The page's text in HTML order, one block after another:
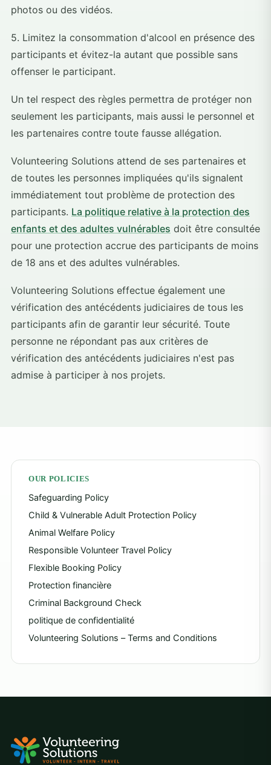
photos ou des vidéos.
5. Limitez la consommation d'alcool en présence des
participants et évitez-la autant que possible sans
offenser le participant.
Un tel respect des règles permettra de protéger non
seulement les participants, mais aussi le personnel et
les partenaires contre toute fausse allégation.
Volunteering Solutions attend de ses partenaires et
de toutes les personnes impliquées qu'ils signalent
immédiatement tout problème de protection des
participants. La politique relative à la protection des
enfants et des adultes vulnérables doit être consultée
pour une protection accrue des participants de moins
de 18 ans et des adultes vulnérables.
Volunteering Solutions effectue également une
vérification des antécédents judiciaires de tous les
participants afin de garantir leur sécurité. Toute
personne ne répondant pas aux critères de
vérification des antécédents judiciaires n'est pas
admise à participer à nos projets.
OUR POLICIES
Safeguarding Policy
Child & Vulnerable Adult Protection Policy
Animal Welfare Policy
Responsible Volunteer Travel Policy
Flexible Booking Policy
Protection financière
Criminal Background Check
politique de confidentialité
Volunteering Solutions – Terms and Conditions